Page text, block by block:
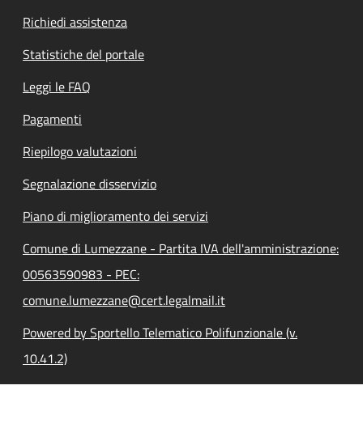
Richiedi assistenza
Statistiche del portale
Leggi le FAQ
Pagamenti
Riepilogo valutazioni
Segnalazione disservizio
Piano di miglioramento dei servizi
Comune di Lumezzane - Partita IVA dell'amministrazione:
00563590983 - PEC:
comune.lumezzane@cert.legalmail.it
Powered by Sportello Telematico Polifunzionale (v.
10.41.2)